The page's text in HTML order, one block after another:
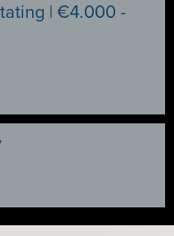
| €4.000 -